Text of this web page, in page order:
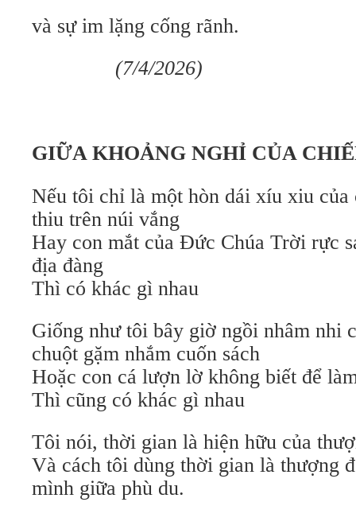
và sự im lặng cống rãnh.
(7/4/2026)
GIỮA KHOẢNG NGHỈ CỦA
Nếu tôi chỉ là một hòn dái xíu xiu của
thiu trên núi vắng
Hay con mắt của Đức Chúa Trời rực
địa đàng
Thì có khác gì nhau
Giống như tôi bây giờ ngồi nhâm nhi
chuột gặm nhắm cuốn sách
Hoặc con cá lượn lờ không biết để
Thì cũng có khác gì nhau
Tôi nói, thời gian là hiện hữu của
Và cách tôi dùng thời gian là thượng
mình giữa phù du.